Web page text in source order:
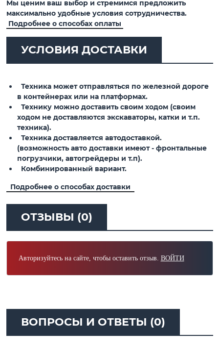
Мы ценим ваш выбор и стремимся предложить
максимально удобные условия сотрудничества.
Подробнее о способах оплаты
УСЛОВИЯ ДОСТАВКИ
Техника может отправляться по железной дороге
в контейнерах или на платформах.
Технику можно доставить своим ходом (своим
ходом не доставляются экскаваторы, катки и т.п.
техника).
Техника доставляется автодоставкой.
(возможность авто доставки имеют - фронтальные
погрузчики, автогрейдеры и т.п).
Комбинированный вариант.
Подробнее о способах доставки
ОТЗЫВЫ (0)
Авторизуйтесь на сайте, чтобы оставить отзыв. ВОЙТИ
ВОПРОСЫ И ОТВЕТЫ (0)